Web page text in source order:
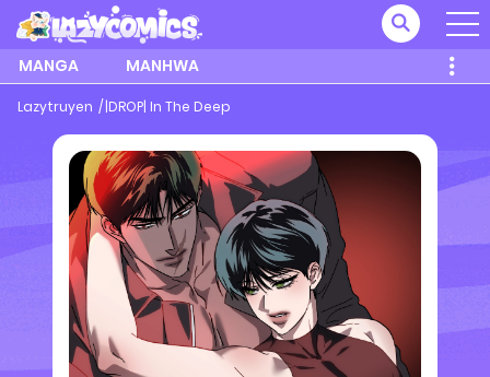
MANGA MANHWA
Lazytruyen |DROP| In The Deep